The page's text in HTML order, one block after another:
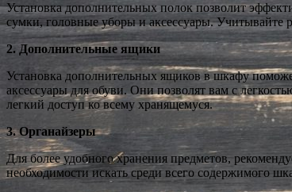
Установка дополнительных полок позволит
сумки, головные уборы и аксессуары. Учитывайте
2. Дополнительные ящики
Установка дополнительных ящиков в шкафу
аксессуары для обуви. Они позволят вам с
легкий доступ ко всему хранящемуся.
3. Органайзеры
Для более удобного хранения предметов,
необходимости искать среди всего содержимого